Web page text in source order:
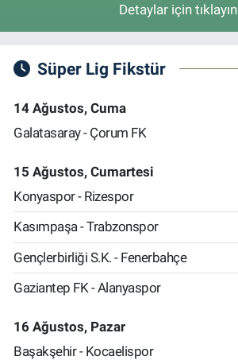
Detaylar için tıklayın
Süper Lig Fikstür
14 Ağustos, Cuma
Galatasaray - Çorum FK
15 Ağustos, Cumartesi
Konyaspor - Rizespor
Kasımpaşa - Trabzonspor
Gençlerbirliği S.K. - Fenerbahçe
Gaziantep FK - Alanyaspor
16 Ağustos, Pazar
Başakşehir - Kocaelispor